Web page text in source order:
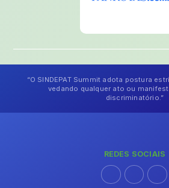
“O SINDEPAT Summit adota postura
vedando qualquer ato ou
discriminatório.”
REDES SOCIAIS